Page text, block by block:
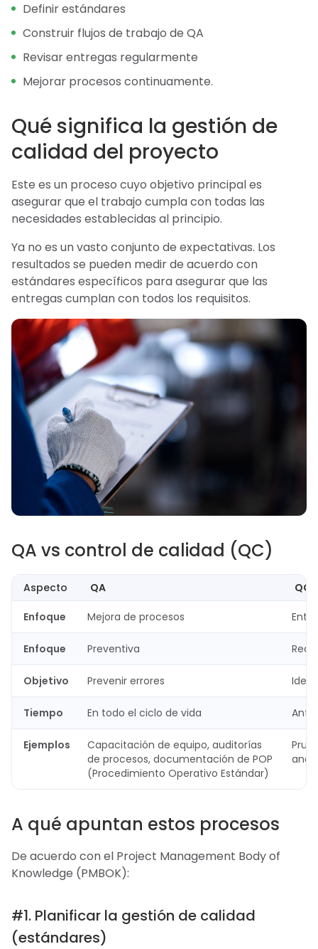
Definir estándares
Construir flujos de trabajo de QA
Revisar entregas regularmente
Mejorar procesos continuamente.
Qué significa la gestión de
calidad del proyecto
Este es un proceso cuyo objetivo principal es
asegurar que el trabajo cumpla con todas las
necesidades establecidas al principio.
Ya no es un vasto conjunto de expectativas. Los
resultados se pueden medir de acuerdo con
estándares específicos para asegurar que las
entregas cumplan con todos los requisitos.
QA vs control de calidad (QC)
Aspecto QA QC
Enfoque Mejora de procesos
Enfoque Preventiva
Objetivo Prevenir errores
Tiempo En todo el ciclo de vida
Ejemplos
Capacitación de equipo, auditorías
de procesos, documentación de POP
(Procedimiento Operativo Estándar)
A qué apuntan estos procesos
De acuerdo con el Project Management Body of
Knowledge (PMBOK):
#1. Planificar la gestión de calidad
(estándares)